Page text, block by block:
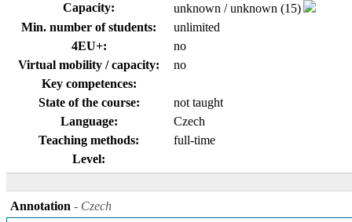
Capacity:
unknown / unknown (15)
Min. number of students:
unlimited
4EU+:
no
Virtual mobility / capacity:
no
Key competences:
State of the course:
not taught
Language:
Czech
Teaching methods:
full-time
Level:
Annotation - Czech